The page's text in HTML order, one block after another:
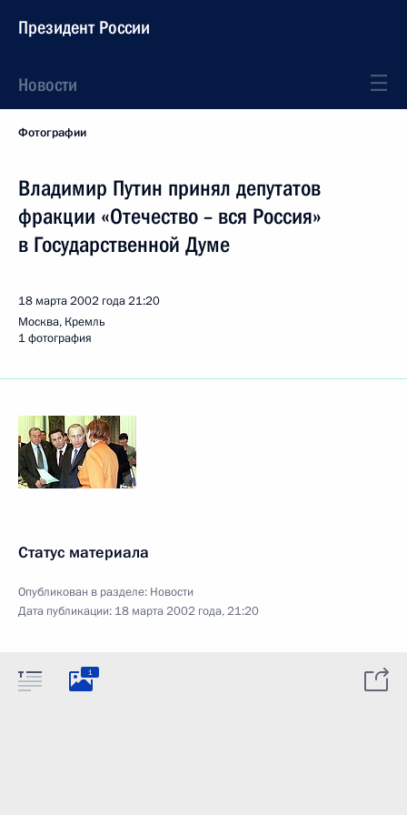
Президент России
Новости
Фотографии
Владимир Путин принял депутатов
фракции «Отечество – вся Россия»
в Государственной Думе
18 марта 2002 года21:20
Москва, Кремль
1 фотография
Статус материала
Опубликован в разделе: Новости
Дата публикации: 18 марта 2002 года, 21:20
1